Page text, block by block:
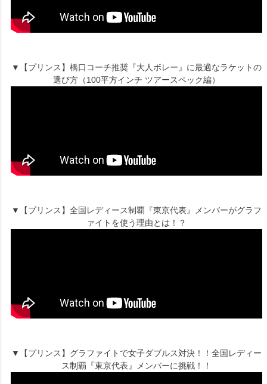
▼【プリンス】橋口コーチ推奨『大人ボレー』に最適なラケットの
選び方（100平方インチ ツアースペック編）
▼【プリンス】全国レディース制覇『東京代表』メンバーがグラフ
ァイトを使う理由とは！？
▼【プリンス】グラファイトで女子ダブルス対決！！全国レディー
ス制覇『東京代表』メンバーに挑戦！！